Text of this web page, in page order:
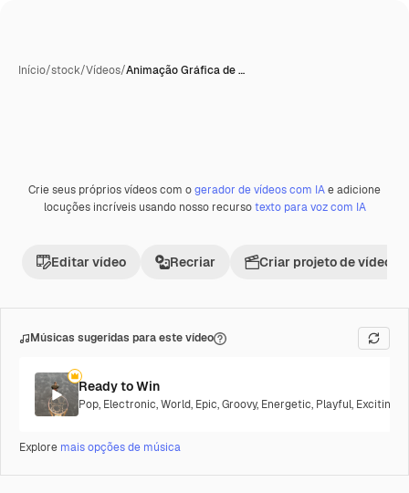
Início/stock/Vídeos/Animação Gráfica de …
Crie seus próprios vídeos com ogerador de vídeos com IAe adicione
locuções incríveis usando nosso recursotexto para voz com IA
Editar vídeo Recriar Criar projeto de vídeo
Músicas sugeridas para este vídeo
Ready to Win
Pop, Electronic,World, Epic,Groovy, Energetic, Playful, Exciting
Explore mais opções de música